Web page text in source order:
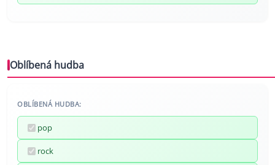
Oblíbená hudba
OBLÍBENÁ HUDBA:
pop
rock